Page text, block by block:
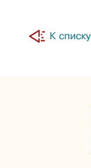
К списку